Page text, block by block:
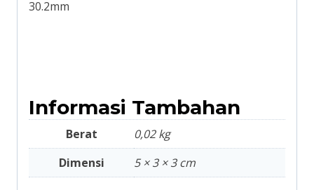
30.2mm
Informasi Tambahan
Berat
0,02 kg
Dimensi
5 × 3 × 3 cm